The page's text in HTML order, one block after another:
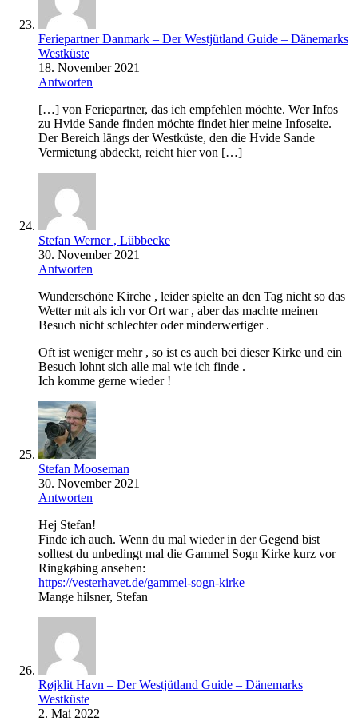
Feriepartner Danmark – Der Westjütland Guide – Dänemarks
Westküste
18. November 2021
Antworten
[…] von Feriepartner, das ich empfehlen möchte. Wer Infos
zu Hvide Sande finden möchte findet hier meine Infoseite.
Der Bereich längs der Westküste, den die Hvide Sande
Vermietung abdeckt, reicht hier von […]
Stefan Werner , Lübbecke
30. November 2021
Antworten
Wunderschöne Kirche , leider spielte an den Tag nicht so das
Wetter mit als ich vor Ort war , aber das machte meinen
Besuch nicht schlechter oder minderwertiger .
Oft ist weniger mehr , so ist es auch bei dieser Kirke und ein
Besuch lohnt sich alle mal wie ich finde .
Ich komme gerne wieder !
Stefan Mooseman
30. November 2021
Antworten
Hej Stefan!
Finde ich auch. Wenn du mal wieder in der Gegend bist
solltest du unbedingt mal die Gammel Sogn Kirke kurz vor
Ringkøbing ansehen:
https://vesterhavet.de/gammel-sogn-kirke
Mange hilsner, Stefan
Røjklit Havn – Der Westjütland Guide – Dänemarks
Westküste
2. Mai 2022